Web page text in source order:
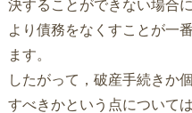
決することができない場合
より債務をなくすことが一
ます。
したがって，破産手続きか
すべきかという点について